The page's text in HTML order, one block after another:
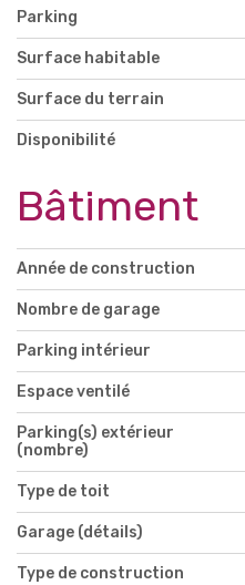
Parking
Surface habitable
Surface du terrain
Disponibilité
Bâtiment
Année de construction
Nombre de garage
Parking intérieur
Espace ventilé
Parking(s) extérieur
(nombre)
Type de toit
Garage (détails)
Type de construction